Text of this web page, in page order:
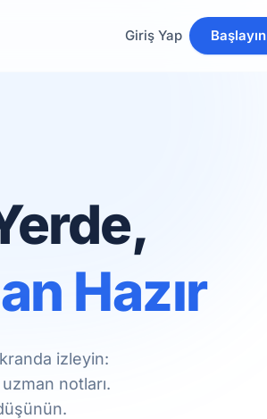
Giriş Yap Başlayın
Hazır
izleyin:
notları.